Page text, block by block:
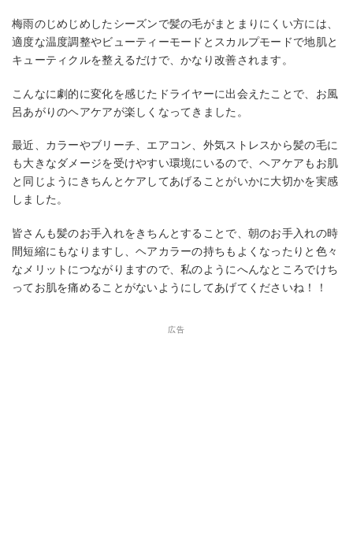
梅雨のじめじめしたシーズンで髪の毛がまとまりにくい方には、
適度な温度調整やビューティーモードとスカルプモードで地肌と
キューティクルを整えるだけで、かなり改善されます。
こんなに劇的に変化を感じたドライヤーに出会えたことで、お風
呂あがりのヘアケアが楽しくなってきました。
最近、カラーやブリーチ、エアコン、外気ストレスから髪の毛に
も大きなダメージを受けやすい環境にいるので、ヘアケアもお肌
と同じようにきちんとケアしてあげることがいかに大切かを実感
しました。
皆さんも髪のお手入れをきちんとすることで、朝のお手入れの時
間短縮にもなりますし、ヘアカラーの持ちもよくなったりと色々
なメリットにつながりますので、私のようにへんなところでけち
ってお肌を痛めることがないようにしてあげてくださいね！！
広告